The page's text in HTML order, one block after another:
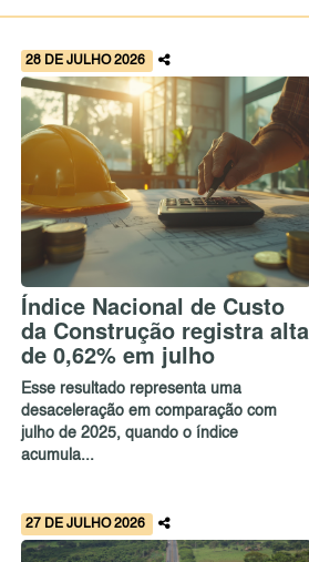
28 DE JULHO 2026
Índice Nacional de Custo
da Construção registra alta
de 0,62% em julho
Esse resultado representa uma
desaceleração em comparação com
julho de 2025, quando o índice
acumula...
27 DE JULHO 2026